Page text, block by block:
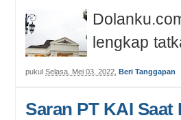
lengkap
itu patut
pukul Selasa, Mei 03, 2022 Beri Tanggapan
Saran PT KAI